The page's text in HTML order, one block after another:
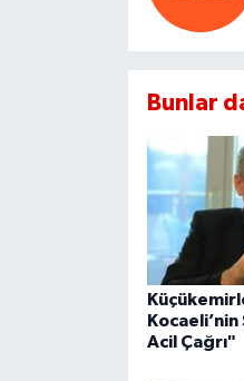
Bunlar
Acil Çağrı"